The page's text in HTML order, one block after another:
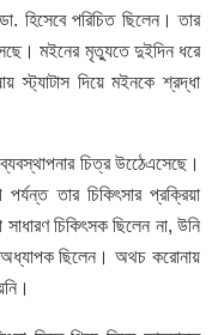
হিসেবে পরিচিত ছিলেন।তার
মইনের মৃত্যুতে দুইদিন ধরে
স্ট্যাটাস দিয়ে মইনকে শ্রদ্ধা
চিত্র উঠেেএসেছে।
তার চিকিৎসার প্রক্রিয়া
চিকিৎসক ছিলেন না, উনি
ছিলেন। অথচ করোনায়